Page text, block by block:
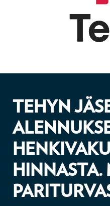
TEHYN
HINNASTA.